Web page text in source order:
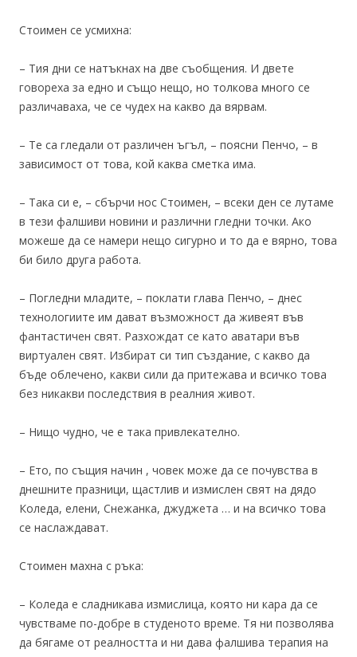
Стоимен се усмихна:
– Тия дни се натъкнах на две съобщения. И двете
говореха за едно и също нещо, но толкова много се
различаваха, че се чудех на какво да вярвам.
– Те са гледали от различен ъгъл, – поясни Пенчо, – в
зависимост от това, кой каква сметка има.
– Така си е, – сбърчи нос Стоимен, – всеки ден се лутаме
в тези фалшиви новини и различни гледни точки. Ако
можеше да се намери нещо сигурно и то да е вярно, това
би било друга работа.
– Погледни младите, – поклати глава Пенчо, – днес
технологиите им дават възможност да живеят във
фантастичен свят. Разхождат се като аватари във
виртуален свят. Избират си тип създание, с какво да
бъде облечено, какви сили да притежава и всичко това
без никакви последствия в реалния живот.
– Нищо чудно, че е така привлекателно.
– Ето, по същия начин , човек може да се почувства в
днешните празници, щастлив и измислен свят на дядо
Коледа, елени, Снежанка, джуджета … и на всичко това
се наслаждават.
Стоимен махна с ръка:
– Коледа е сладникава измислица, която ни кара да се
чувстваме по-добре в студеното време. Тя ни позволява
да бягаме от реалността и ни дава фалшива терапия на